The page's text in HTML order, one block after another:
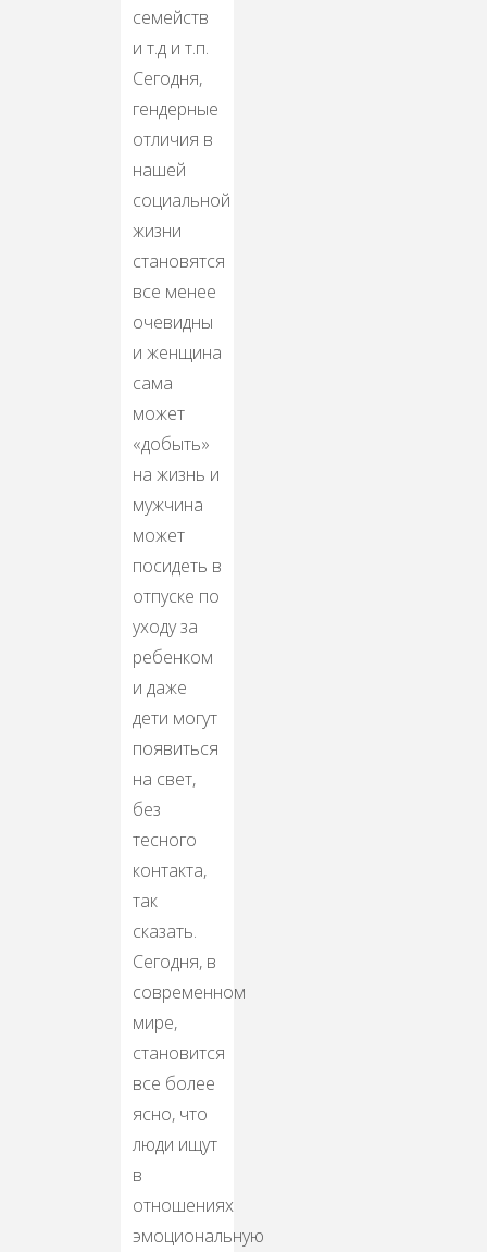
семейств
и т.д и т.п.
Сегодня,
гендерные
отличия в
нашей
социальной
жизни
становятся
все менее
очевидны
и женщина
сама
может
«добыть»
на жизнь и
мужчина
может
посидеть в
отпуске по
уходу за
ребенком
и даже
дети могут
появиться
на свет,
без
тесного
контакта,
так
сказать.
Сегодня, в
современном
мире,
становится
все более
ясно, что
люди ищут
в
отношениях
эмоциональную